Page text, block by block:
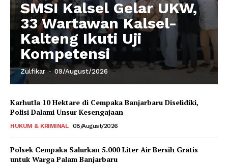
SMSI Kalsel Gelar UKW,
33 Wartawan Kalsel-
Kalteng Ikuti Uji
Kompetensi
Zulfikar - 09/August/2026
Karhutla 10 Hektare di Cempaka Banjarbaru Diselidiki,
Polisi Dalami Unsur Kesengajaan
HUKUM & KRIMINAL 08/August/2026
Polsek Cempaka Salurkan 5.000 Liter Air Bersih Gratis
untuk Warga Palam Banjarbaru